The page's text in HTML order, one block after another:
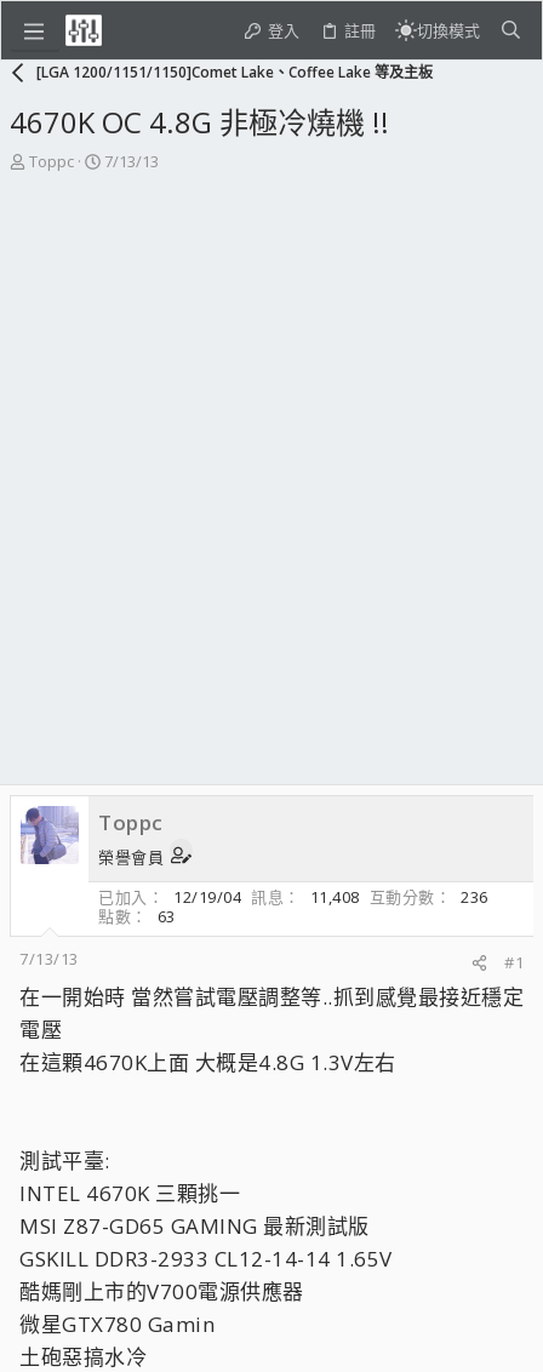
登入 註冊 切換模式
[LGA 1200/1151/1150]Comet Lake、Coffee Lake 等及主板
4670K OC 4.8G 非極冷燒機 !!
主
Toppc
開
7/13/13
Toppc
榮譽會員
已加入
12/19/04 訊息 11,408 互動分數
236
點數
63
7/13/13
#1
在一開始時 當然嘗試電壓調整等..抓到感覺最接近穩定
電壓
在這顆4670K上面 大概是4.8G 1.3V左右
測試平臺:
INTEL 4670K 三顆挑一
MSI Z87-GD65 GAMING 最新測試版
GSKILL DDR3-2933 CL12-14-14 1.65V
酷媽剛上市的V700電源供應器
微星GTX780 Gamin
土砲惡搞水冷